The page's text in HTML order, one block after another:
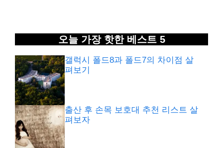
오늘 가장 핫한 베스트 5
갤럭시 폴드8과 폴드7의 차이점 살
펴보기
출산 후 손목 보호대 추천 리스트 살
펴보자